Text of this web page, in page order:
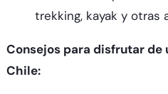
trekking, kayak y otras
Consejos para disfrutar de
Chile: